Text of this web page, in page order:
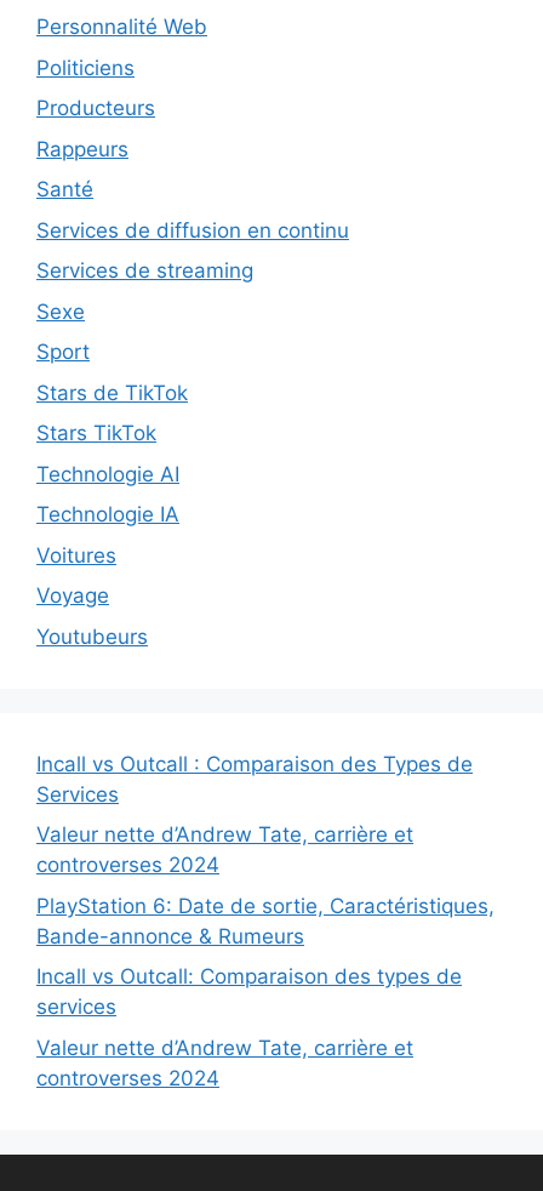
Personnalité Web
Politiciens
Producteurs
Rappeurs
Santé
Services de diffusion en continu
Services de streaming
Sexe
Sport
Stars de TikTok
Stars TikTok
Technologie AI
Technologie IA
Voitures
Voyage
Youtubeurs
Incall vs Outcall : Comparaison des Types de
Services
Valeur nette d’Andrew Tate, carrière et
controverses 2024
PlayStation 6: Date de sortie, Caractéristiques,
Bande-annonce & Rumeurs
Incall vs Outcall: Comparaison des types de
services
Valeur nette d’Andrew Tate, carrière et
controverses 2024